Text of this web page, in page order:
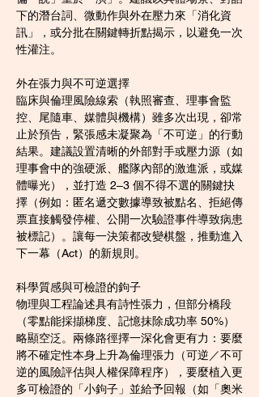
下的潛台詞、微動作與外在壓力來「消化資
訊」，或分批在關鍵轉折點揭示，以避免一次
性灌注。
外在張力與不可逆選擇
臨床與倫理風險線索（執照審查、理事會監
控、尾隨車、媒體與機構）雖多次出現，卻常
止於預告，緊張感未凝聚為「不可逆」的行動
結果。建議設置清晰的外部對手或壓力源（如
理事會中的強硬派、艦隊內部的激進派，或媒
體曝光），並打造 2–3 個不得不選的關鍵抉
擇（例如：匿名遞交數據導致被點名、拒絕傳
票直接觸發停權、公開一次驗證事件導致病患
被標記）。讓每一決策都改變棋盤，推動進入
下一幕（Act）的新規則。
科學質感與可檢證的鉤子
物理與工程論述具有詩性張力，但部分橋段
（零點能採擷梯度、記憶抹除成功率 50%）
略顯空泛。兩條路徑擇一深化會更有力：要麼
將不確定性本身上升為倫理張力（可逆／不可
逆的風險評估與人權保障程序），要麼植入更
多可檢證的「小鉤子」並給予回報（如「奧米